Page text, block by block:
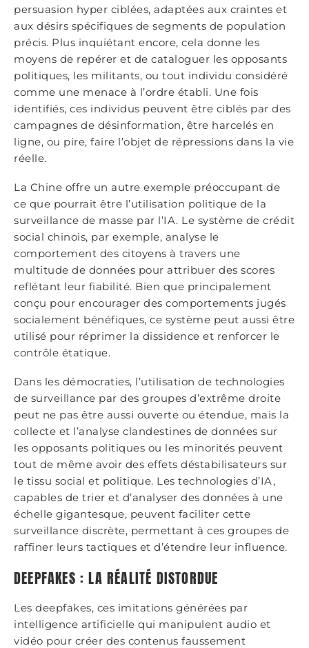
persuasion hyper ciblées, adaptées aux craintes et
aux désirs spécifiques de segments de population
précis. Plus inquiétant encore, cela donne les
moyens de repérer et de cataloguer les opposants
politiques, les militants, ou tout individu considéré
comme une menace à l’ordre établi. Une fois
identifiés, ces individus peuvent être ciblés par des
campagnes de désinformation, être harcelés en
ligne, ou pire, faire l’objet de répressions dans la vie
réelle.
La Chine offre un autre exemple préoccupant de
ce que pourrait être l’utilisation politique de la
surveillance de masse par l’IA. Le système de crédit
social chinois, par exemple, analyse le
comportement des citoyens à travers une
multitude de données pour attribuer des scores
reflétant leur fiabilité. Bien que principalement
conçu pour encourager des comportements jugés
socialement bénéfiques, ce système peut aussi être
utilisé pour réprimer la dissidence et renforcer le
contrôle étatique.
Dans les démocraties, l’utilisation de technologies
de surveillance par des groupes d’extrême droite
peut ne pas être aussi ouverte ou étendue, mais la
collecte et l’analyse clandestines de données sur
les opposants politiques ou les minorités peuvent
tout de même avoir des effets déstabilisateurs sur
le tissu social et politique. Les technologies d’IA,
capables de trier et d’analyser des données à une
échelle gigantesque, peuvent faciliter cette
surveillance discrète, permettant à ces groupes de
raffiner leurs tactiques et d’étendre leur influence.
DEEPFAKES : LA RÉALITÉ DISTORDUE
Les deepfakes, ces imitations générées par
intelligence artificielle qui manipulent audio et
vidéo pour créer des contenus faussement